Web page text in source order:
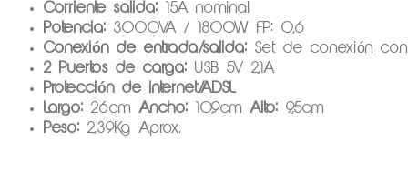
Corriente salida: 15A nominal
Potencia: 3000VA / 1800W FP: 0,6
Conexión de entrada/salida: Set de conexión con
2 Puertos de carga: USB 5V 2,1A
Protección de internet/ADSL
Largo: 26cm Ancho: 10,9cm Alto: 9,5cm
Peso: 2,39Kg Aprox.